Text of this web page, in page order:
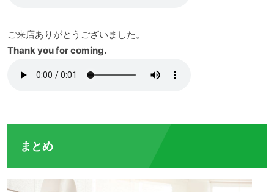
ご来店ありがとうございました。
Thank you for coming.
まとめ